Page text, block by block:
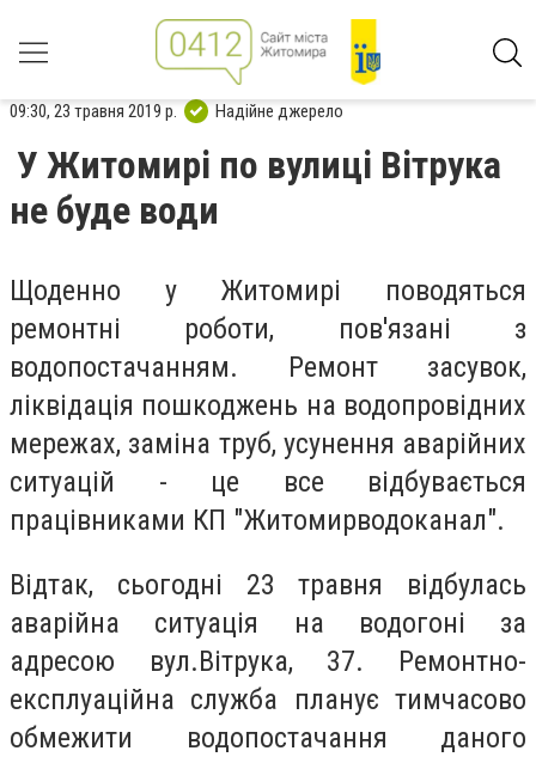
09:30, 23 травня 2019 р. Надійне джерело
У Житомирі по вулиці Вітрука
не буде води
Щоденно у Житомирі поводяться
ремонтні роботи, пов'язані з
водопостачанням. Ремонт засувок,
ліквідація пошкоджень на водопровідних
мережах, заміна труб, усунення аварійних
ситуацій - це все відбувається
працівниками КП "Житомирводоканал".
Відтак, сьогодні 23 травня відбулась
аварійна ситуація на водогоні за
адресою вул.Вітрука, 37. Ремонтно-
експлуаційна служба планує тимчасово
обмежити водопостачання даного